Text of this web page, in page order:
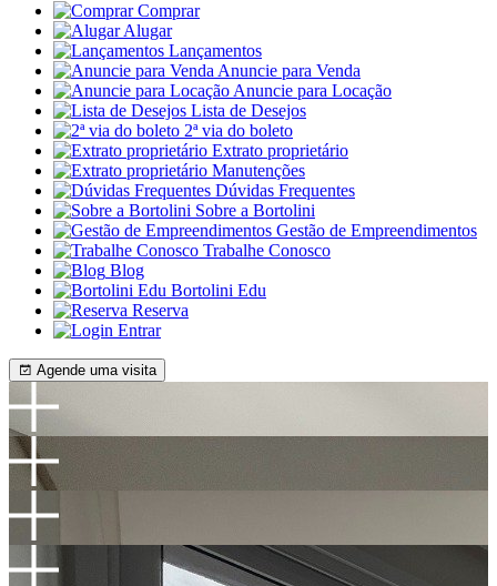
Comprar
Alugar
Lançamentos
Anuncie para Venda
Anuncie para Locação
Lista de Desejos
2ª via do boleto
Extrato proprietário
Manutenções
Dúvidas Frequentes
Sobre a Bortolini
Gestão de Empreendimentos
Trabalhe Conosco
Blog
Bortolini Edu
Reserva
Entrar
Agende uma visita